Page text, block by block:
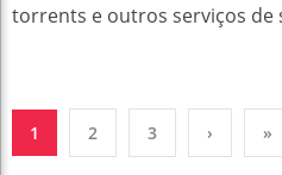
torrents e outros serviços de
1 2 3 › »